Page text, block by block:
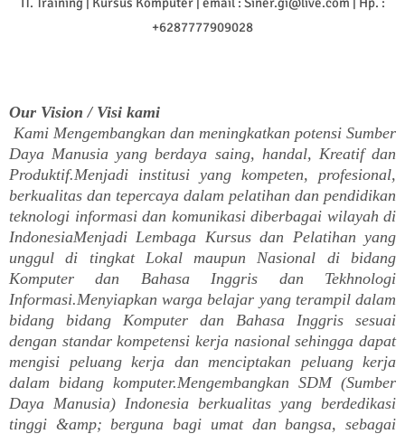
+6287777909028
Our Vision / Visi kami
Kami Mengembangkan dan meningkatkan potensi Sumber
Daya Manusia yang berdaya saing, handal, Kreatif dan
Produktif.Menjadi institusi yang kompeten, profesional,
berkualitas dan tepercaya dalam pelatihan dan pendidikan
teknologi informasi dan komunikasi diberbagai wilayah di
IndonesiaMenjadi Lembaga Kursus dan Pelatihan yang
unggul di tingkat Lokal maupun Nasional di bidang
Komputer dan Bahasa Inggris dan Tekhnologi
Informasi.Menyiapkan warga belajar yang terampil dalam
bidang bidang Komputer dan Bahasa Inggris sesuai
dengan standar kompetensi kerja nasional sehingga dapat
mengisi peluang kerja dan menciptakan peluang kerja
dalam bidang komputer.Mengembangkan SDM (Sumber
Daya Manusia) Indonesia berkualitas yang berdedikasi
tinggi &amp; berguna bagi umat dan bangsa, sebagai